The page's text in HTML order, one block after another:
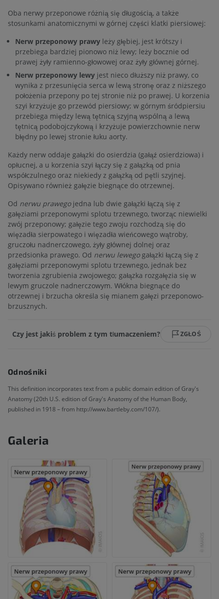
Oba nerwy przeponowe różnią się długością, a także
stosunkami anatomicznymi w górnej części klatki piersiowej:
Nerw przeponowy prawy leży głębiej, jest krótszy i
przebiega bardziej pionowo niż lewy; leży bocznie od
prawej żyły ramienno-głowowej oraz żyły głównej górnej.
Nerw przeponowy lewy jest nieco dłuższy niż prawy, co
wynika z przesunięcia serca w lewą stronę oraz z niższego
położenia przepony po tej stronie niż po prawej. U korzenia
szyi krzyżuje go przewód piersiowy; w górnym śródpiersiu
przebiega między lewą tętnicą szyjną wspólną a lewą
tętnicą podobojczykową i krzyżuje powierzchownie nerw
błędny po lewej stronie łuku aorty.
Każdy nerw oddaje gałązki do osierdzia (gałąź osierdziowa) i
opłucnej, a u korzenia szyi łączy się z gałązką od pnia
współczulnego oraz niekiedy z gałązką od pętli szyjnej.
Opisywano również gałęzie biegnące do otrzewnej.
Od nerwu prawegojedna lub dwie gałązki łączą się z
gałęziami przeponowymi splotu trzewnego, tworząc niewielki
zwój przeponowy; gałęzie tego zwoju rozchodzą się do
więzadła sierpowatego i więzadła wieńcowego wątroby,
gruczołu nadnerczowego, żyły głównej dolnej oraz
przedsionka prawego. Od nerwu lewegogałązki łączą się z
gałęziami przeponowymi splotu trzewnego, jednak bez
tworzenia zgrubienia zwojowego; gałązka rozgałęzia się w
lewym gruczole nadnerczowym. Włókna biegnące do
otrzewnej i brzucha określa się mianem gałęzi przeponowo-
brzusznych.
Czy jest jakiś problem z tym tłumaczeniem? ZGŁOŚ
Odnośniki
This definition incorporates text from a public domain edition of Gray's
Anatomy (20th U.S. edition of Gray's Anatomy of the Human Body,
published in 1918 – from http://www.bartleby.com/107/).
Galeria